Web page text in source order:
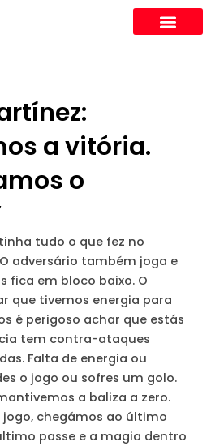
a vitória.
o
tudo o que fez no
adversário também joga e
fica em bloco baixo. O
que tivemos energia para
é perigoso achar que estás
tem contra-ataques
Falta de energia ou
o jogo ou sofres um golo.
a baliza a zero.
chegámos ao último
passe e a magia dentro